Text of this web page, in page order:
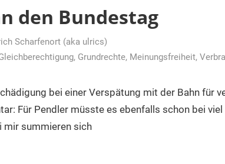
den Bundestag
Scharfenort (aka ulrics)
, Grundrechte, Meinungsfreiheit,
bei einer Verspätung mit der Bahn für
Für Pendler müsste es ebenfalls schon bei
mir summieren sich